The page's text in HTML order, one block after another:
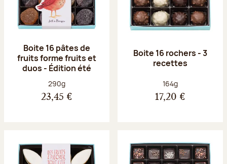
Boite 16 pâtes de
fruits forme fruits et
duos - Édition été
Poids net :
290g
23,45 €
Boite 16 rochers - 3
recettes
Poids net :
164g
17,20 €